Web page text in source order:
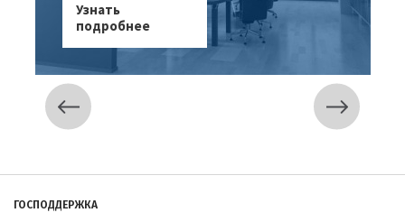
Узнать
подробнее
Подвал
ГОСПОДДЕРЖКА